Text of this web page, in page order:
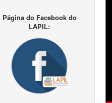
Página do Facebook do
LAPIL: